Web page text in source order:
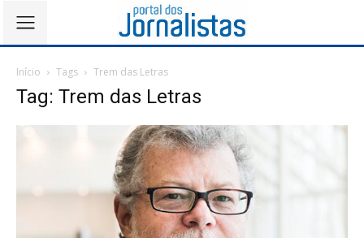
Início Tags Trem das Letras
Tag: Trem das Letras